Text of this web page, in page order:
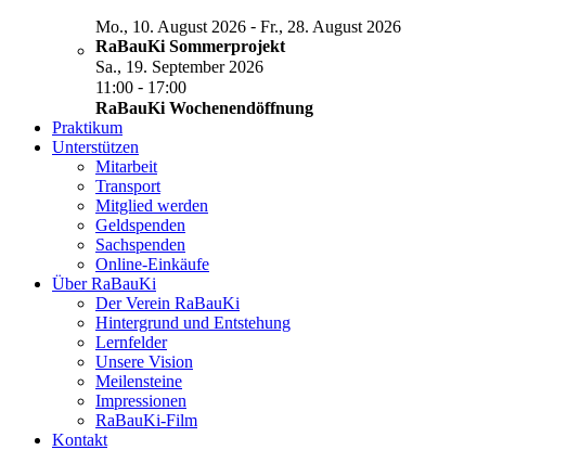
Mo., 10. August 2026 - Fr., 28. August 2026
RaBauKi Sommerprojekt
Sa., 19. September 2026
11:00 - 17:00
RaBauKi Wochenendöffnung
Praktikum
Unterstützen
Mitarbeit
Transport
Mitglied werden
Geldspenden
Sachspenden
Online-Einkäufe
Über RaBauKi
Der Verein RaBauKi
Hintergrund und Entstehung
Lernfelder
Unsere Vision
Meilensteine
Impressionen
RaBauKi-Film
Kontakt